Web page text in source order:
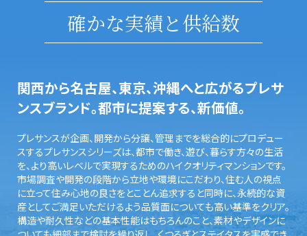
確かな実績と供給数
関西から名古屋、東京、沖縄へと広がるプレサ
ンスブランド。都市に提案する、新価値。
プレサンスが企画、開発から分譲、管理までを総合的にプロデュー
スするプレサンスシリーズは、都市で働き、遊び、暮らす方々の生活
を、より高いレベルで実現するためのハイクオリティマンションです。
市場調査や開発の段階から立地や環境にこだわり、住む人の視点
に立って住み心地の良さをとことん追求すると同時に、永続的な資
産としてご満足いただけるよう品質面についても高い基準をクリア。
構造や耐久性などの基本性能はもちろんのこと、素材やデザインに